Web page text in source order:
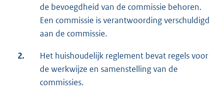
de bevoegdheid van de commissie behoren.
Een commissie is verantwoording verschuldigd
aan de commissie.
2.
Het huishoudelijk reglement bevat regels voor
de werkwijze en samenstelling van de
commissies.